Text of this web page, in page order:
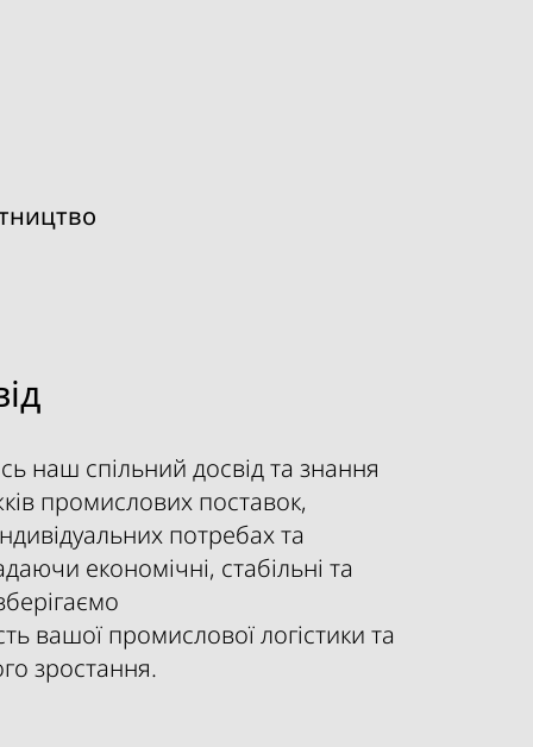
наш спільний досвід та знання
промислових поставок,
потребах та
економічні, стабільні та
вашої промислової логістики та
зростання.